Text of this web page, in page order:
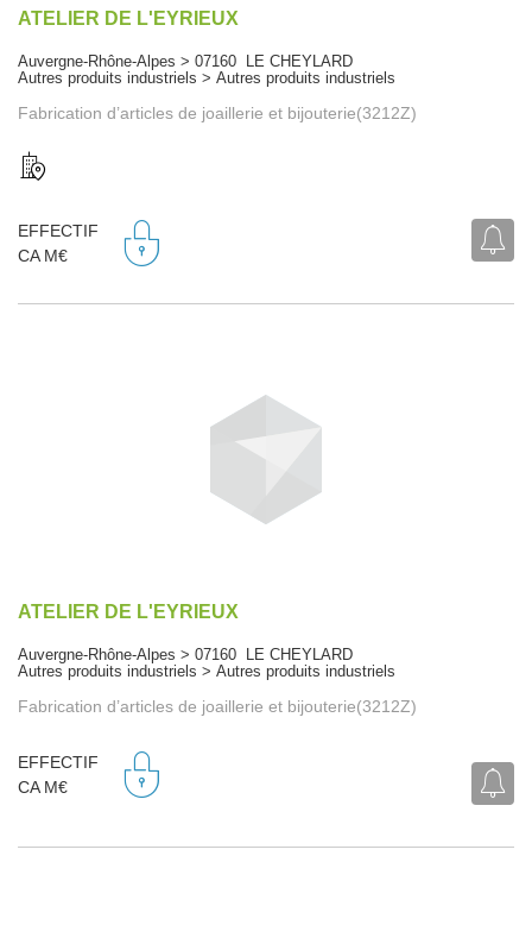
ATELIER DE L'EYRIEUX
Auvergne-Rhône-Alpes > 07160 LE CHEYLARD
Autres produits industriels > Autres produits industriels
Fabrication d’articles de joaillerie et bijouterie(3212Z)
EFFECTIF
CA M€
ATELIER DE L'EYRIEUX
Auvergne-Rhône-Alpes > 07160 LE CHEYLARD
Autres produits industriels > Autres produits industriels
Fabrication d’articles de joaillerie et bijouterie(3212Z)
EFFECTIF
CA M€